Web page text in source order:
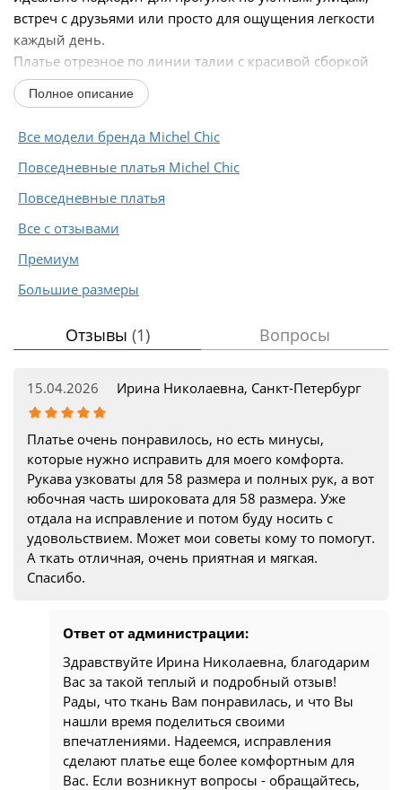
встреч с друзьями или просто для ощущения легкости
каждый день.
Платье отрезное по линии талии с красивой сборкой
создает мягкий и свободный силуэт...
Полное описание
Все модели бренда Michel Chic
Повседневные платья Michel Chic
Повседневные платья
Все с отзывами
Премиум
Большие размеры
Отзывы (1) Вопросы
15.04.2026 Ирина Николаевна, Санкт-Петербург
Платье очень понравилось, но есть минусы,
которые нужно исправить для моего комфорта.
Рукава узковаты для 58 размера и полных рук, а вот
юбочная часть широковата для 58 размера. Уже
отдала на исправление и потом буду носить с
удовольствием. Может мои советы кому то помогут.
А ткать отличная, очень приятная и мягкая.
Спасибо.
Ответ от администрации:
Здравствуйте Ирина Николаевна, благодарим
Вас за такой теплый и подробный отзыв!
Рады, что ткань Вам понравилась, и что Вы
нашли время поделиться своими
впечатлениями. Надеемся, исправления
сделают платье еще более комфортным для
Вас. Если возникнут вопросы - обращайтесь,